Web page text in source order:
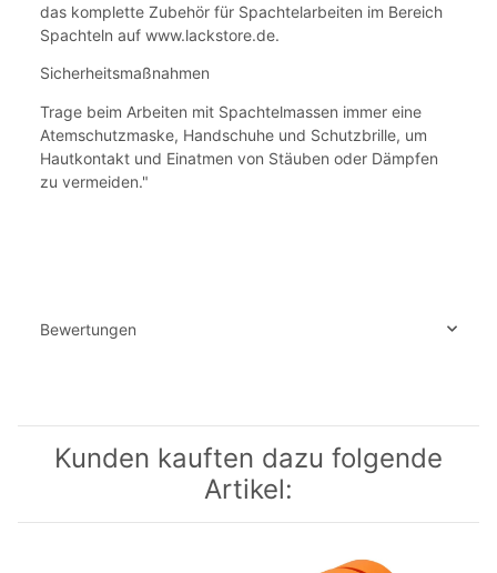
das komplette Zubehör für Spachtelarbeiten im Bereich
Spachteln auf www.lackstore.de.
Sicherheitsmaßnahmen
Trage beim Arbeiten mit Spachtelmassen immer eine
Atemschutzmaske, Handschuhe und Schutzbrille, um
Hautkontakt und Einatmen von Stäuben oder Dämpfen
zu vermeiden."
Bewertungen
Kunden kauften dazu folgende
Artikel: